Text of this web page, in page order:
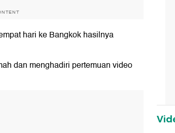
hari ke Bangkok hasilnya
dan menghadiri pertemuan video